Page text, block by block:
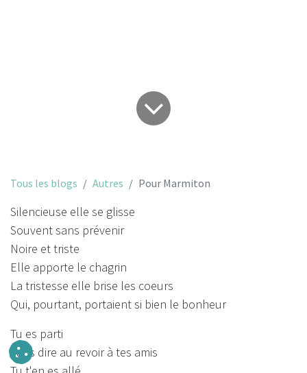
Tous les blogs Autres Pour Marmiton
Silencieuse elle se glisse
Souvent sans prévenir
Noire et triste
Elle apporte le chagrin
La tristesse elle brise les coeurs
Qui, pourtant, portaient si bien le bonheur
Tu es parti
Sans dire au revoir à tes amis